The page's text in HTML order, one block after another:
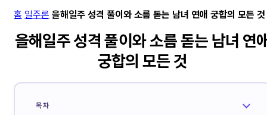
홈 일주론 을해일주 성격 풀이와 소름 돋는 남녀 연애 궁합의 모든 것
을해일주 성격 풀이와 소름 돋는 남녀 연
궁합의 모든 것
목차